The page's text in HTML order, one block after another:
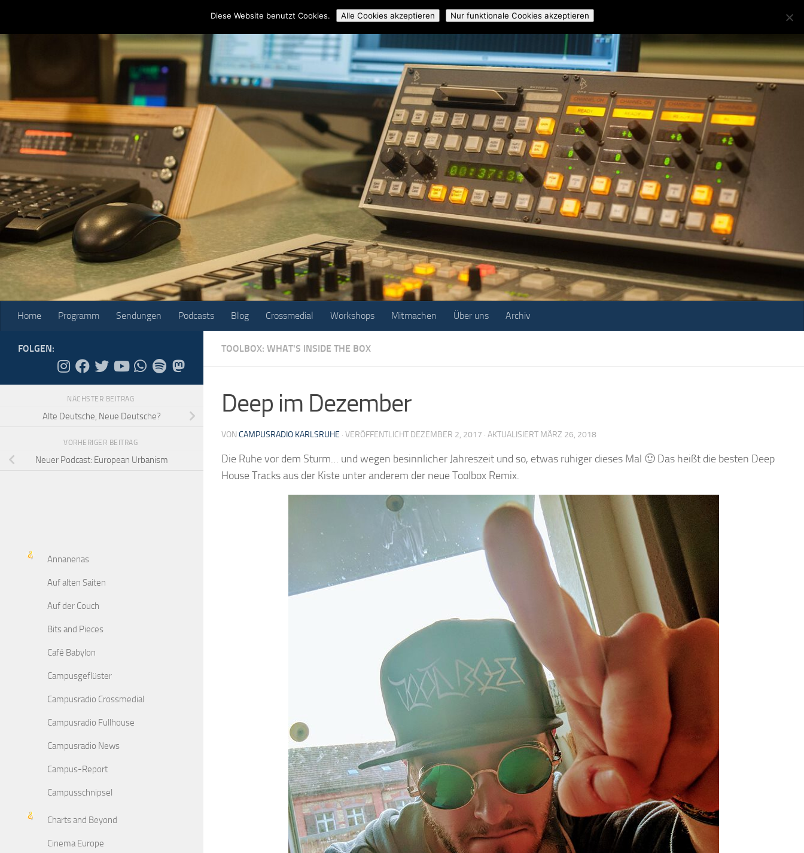
Blog Crossmedial Workshops Mitmachen Über uns Archiv
Home Programm Sendungen Podcasts Blog Crossmedial Workshops Mitmachen Über uns Archiv
TOOLBOX: WHAT'S INSIDE THE BOX
Deep im Dezember
VON CAMPUSRADIO KARLSRUHE · VERÖFFENTLICHT DEZEMBER 2, 2017 · AKTUALISIERT MÄRZ 26, 2018
Die Ruhe vor dem Sturm… und wegen besinnlicher Jahreszeit und so, etwas ruhiger dieses Mal 🙂 Das heißt die besten Deep
House Tracks aus der Kiste unter anderem der neue Toolbox Remix.
FOLGEN:
NÄCHSTER BEITRAG
Alte Deutsche, Neue Deutsche?
VORHERIGER BEITRAG
Neuer Podcast: European Urbanism
Annanenas
Auf alten Saiten
Auf der Couch
Bits and Pieces
Café Babylon
Campusgeflüster
Campusradio Crossmedial
Campusradio Fullhouse
Campusradio News
Campus-Report
Campusschnipsel
Charts and Beyond
Cinema Europe
Diese Website benutzt Cookies. Alle Cookies akzeptieren Nur funktionale Cookies akzeptieren